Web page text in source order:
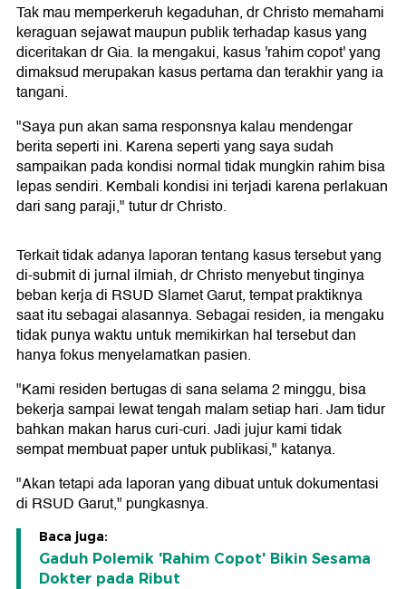
Tak mau memperkeruh kegaduhan, dr Christo memahami
keraguan sejawat maupun publik terhadap kasus yang
diceritakan dr Gia. Ia mengakui, kasus 'rahim copot' yang
dimaksud merupakan kasus pertama dan terakhir yang ia
tangani.
"Saya pun akan sama responsnya kalau mendengar
berita seperti ini. Karena seperti yang saya sudah
sampaikan pada kondisi normal tidak mungkin rahim bisa
lepas sendiri. Kembali kondisi ini terjadi karena perlakuan
dari sang paraji," tutur dr Christo.
Terkait tidak adanya laporan tentang kasus tersebut yang
di-submit di jurnal ilmiah, dr Christo menyebut tinginya
beban kerja di RSUD Slamet Garut, tempat praktiknya
saat itu sebagai alasannya. Sebagai residen, ia mengaku
tidak punya waktu untuk memikirkan hal tersebut dan
hanya fokus menyelamatkan pasien.
"Kami residen bertugas di sana selama 2 minggu, bisa
bekerja sampai lewat tengah malam setiap hari. Jam tidur
bahkan makan harus curi-curi. Jadi jujur kami tidak
sempat membuat paper untuk publikasi," katanya.
"Akan tetapi ada laporan yang dibuat untuk dokumentasi
di RSUD Garut," pungkasnya.
Baca juga:
Gaduh Polemik 'Rahim Copot' Bikin Sesama
Dokter pada Ribut